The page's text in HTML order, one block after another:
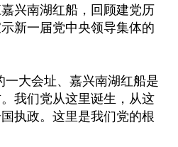
兴南湖红船，回顾建党历
新一届党中央领导集体的
一大会址、嘉兴南湖红船是
我们党从这里诞生，从这
执政。这里是我们党的根